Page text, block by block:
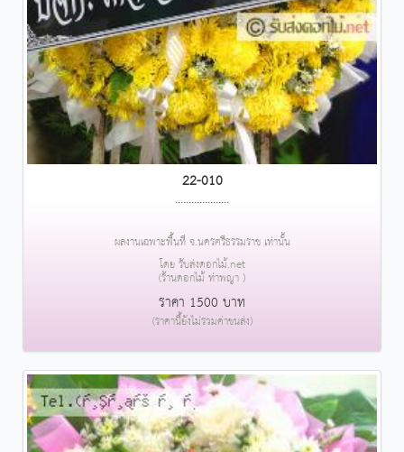
22-010
....................
ผลงานเฉพาะพื้นที่ จ.นครศรีธรรมราช เท่านั้น
โดย รับส่งดอกไม้.net
(ร้านดอกไม้ ท่าพญา )
ราคา 1500 บาท
(ราคานี้ยังไม่รวมค่าขนส่ง)